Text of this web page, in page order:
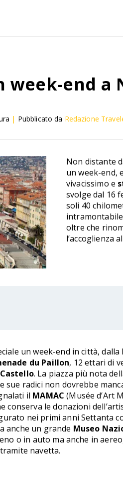
end a
| Pubblicato da Redazione
Non distante
un week-end,
vivacissimo e
svolge dal 16
soli 40
oltre che
l’accoglienza
un week-end in città, dalla
du Paillon, 12 ettari di
Castello. La piazza più nota
radici non dovrebbe
il MAMAC (Musée d’Art
conserva le donazioni
nei primi anni Settanta
anche un grande Museo
o in auto ma anche in
navetta.